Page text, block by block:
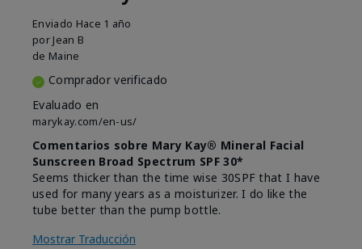
Enviado Hace 1 año
por Jean B
de Maine
Comprador verificado
Evaluado en
marykay.com/en-us/
Comentarios sobre Mary Kay® Mineral Facial
Sunscreen Broad Spectrum SPF 30*
Seems thicker than the time wise 30SPF that I have
used for many years as a moisturizer. I do like the
tube better than the pump bottle.
Mostrar Traducción